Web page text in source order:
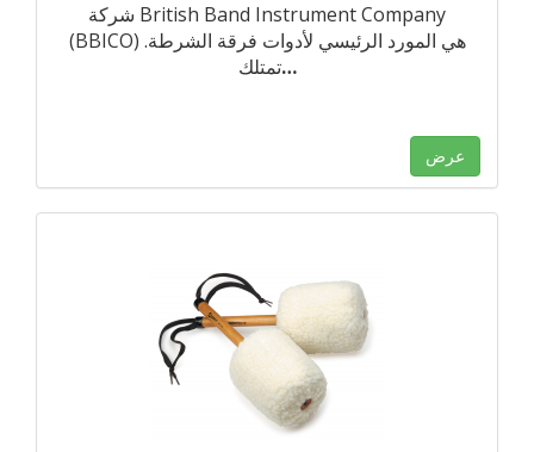
شركة British Band Instrument Company
(BBICO) هي المورد الرئيسي لأدوات فرقة الشرطة.
تمتلك…
عرض